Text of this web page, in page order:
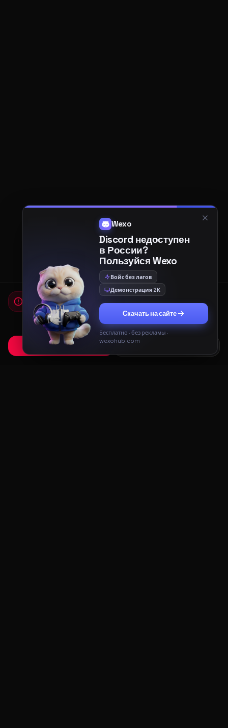
Мы используем cookies
Для работы сайта и показа рекламы мы используем
cookies. Продолжая использовать сайт, вы соглашаетесь с
Политикой конфиденциальностииПользовательским
соглашением.
Принять Только необходимые
Wexo
Discord недоступен
в России?
Пользуйся Wexo
Войс без лагов
Демонстрация 2К
Скачать на сайте
Бесплатно · без рекламы ·
wexohub.com